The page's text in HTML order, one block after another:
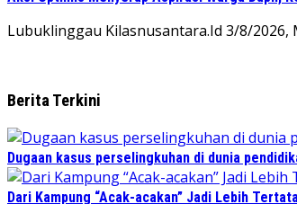
Lubuklinggau Kilasnusantara.Id 3/8/
Berita Terkini
Dugaan kasus perselingkuhan di dunia
Dari Kampung “Acak-acakan” Jadi Lebih